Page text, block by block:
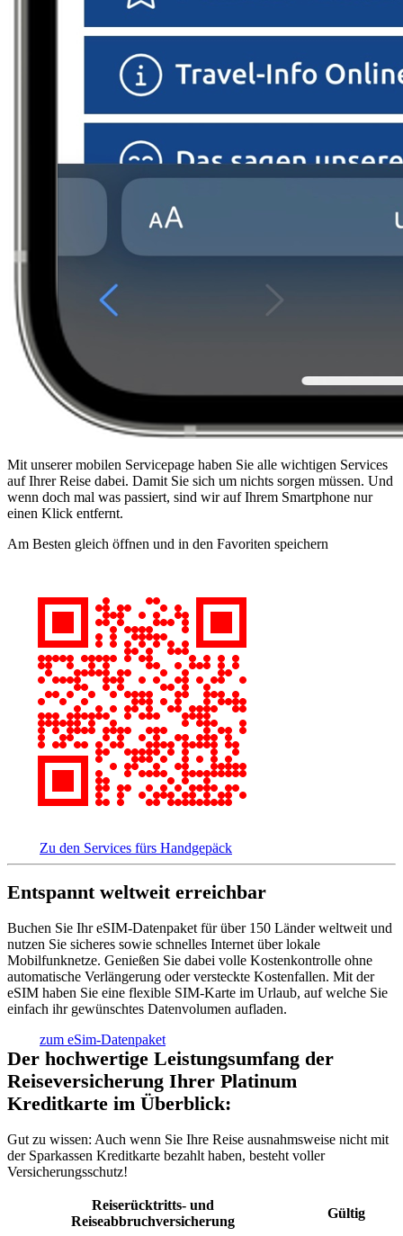
Mit unserer mobilen Servicepage haben Sie alle wichtigen Services
auf Ihrer Reise dabei. Damit Sie sich um nichts sorgen müssen. Und
wenn doch mal was passiert, sind wir auf Ihrem Smartphone nur
einen Klick entfernt.
Am Besten gleich öffnen und in den Favoriten speichern
Zu den Services fürs Handgepäck
Entspannt weltweit erreichbar
Buchen Sie Ihr eSIM-Datenpaket für über 150 Länder weltweit und
nutzen Sie sicheres sowie schnelles Internet über lokale
Mobilfunknetze. Genießen Sie dabei volle Kostenkontrolle ohne
automatische Verlängerung oder versteckte Kostenfallen. Mit der
eSIM haben Sie eine flexible SIM-Karte im Urlaub, auf welche Sie
einfach ihr gewünschtes Datenvolumen aufladen.
zum eSim-Datenpaket
Der hochwertige Leistungsumfang der
Reiseversicherung Ihrer Platinum
Kreditkarte im Überblick:
Gut zu wissen: Auch wenn Sie Ihre Reise ausnahmsweise nicht mit
der Sparkassen Kreditkarte bezahlt haben, besteht voller
Versicherungsschutz!
Reiserücktritts- und
Reiseabbruchversicherung
Gültig